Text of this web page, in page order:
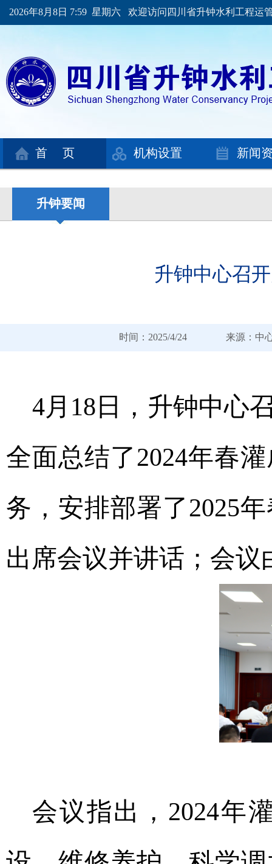
2026年8月8日 7:59 星期六 欢迎访问四川省升钟水利工程运
首 页 机构设置 新闻
升钟要闻
升钟中心召
时间：2025/4/24 来源：
4月18日，升钟中心
全面总结了2024年春
务，安排部署了2025
出席会议并讲话； 会议
会议指出，2024年